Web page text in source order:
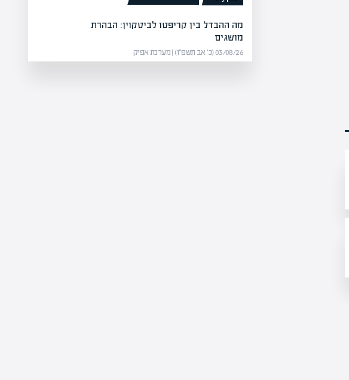
מה ההבדל בין קריפטו לביטקוין: הבהרת
מושגים
03/08/26 (כ׳ אב תשפ״ו) | מערכת אפיק